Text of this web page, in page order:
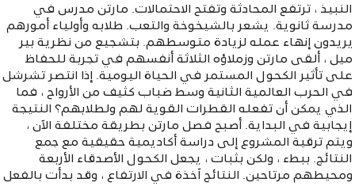
النبيذ ، ترتفع المحادثة وتفتح الاحتمالات. مارتن مدرس في
مدرسة ثانوية. يشعر بالشيخوخة والتعب. طلابه وأولياء أمورهم
يريدون إنهاء عمله لزيادة متوسطهم. بتشجيع من نظرية بير
ميل ، ألقى مارتن وزملاؤه الثلاثة أنفسهم في تجربة للحفاظ
على تأثير الكحول المستمر في الحياة اليومية. إذا انتصر تشرشل
في الحرب العالمية الثانية وسط ضباب كثيف من الأرواح ، فما
الذي يمكن أن تفعله القطرات القوية لهم ولطلابهم؟ النتيجة
إيجابية في البداية. أصبح فصل مارتن بطريقة مختلفة الآن ،
ويتم ترقية المشروع إلى دراسة أكاديمية حقيقية مع جمع
النتائج. ببطء ، ولكن بثبات ، يجعل الكحول الأصدقاء الأربعة
ومحيطهم مرتاحين. النتائج آخذة في الارتفاع ، وقد بدأت بالفعل